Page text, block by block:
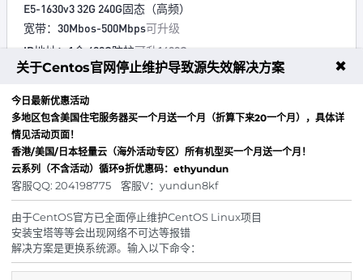
E5-1630v3 32G 240G固态（高频）
宽带：30Mbos-500Mbps可升级
IP地址：1个 400G防护可升1600G
机房：湖北BGP数据中心
自动过白
免费防CC
定制策略
¥600.00 起/ 月
立即购买
关于Centos官网停止维护导致源失效解决方案 ✖
今日最新优惠活动
多地区包含美国住宅服务器买一个月送一个月（折算下来20一个月），具体详
情见活动页面！
香港/美国/日本轻量云（海外活动专区）所有机型买一个月送一个月！
云系列（不含活动）循环9折优惠码：ethyundun
客服QQ: 204198775 客服V：yundun8kf
由于CentOS官方已全面停止维护CentOS Linux项目
安装宝塔等等会出现网络不可达等报错
解决方案是更换系统源。输入以下命令：